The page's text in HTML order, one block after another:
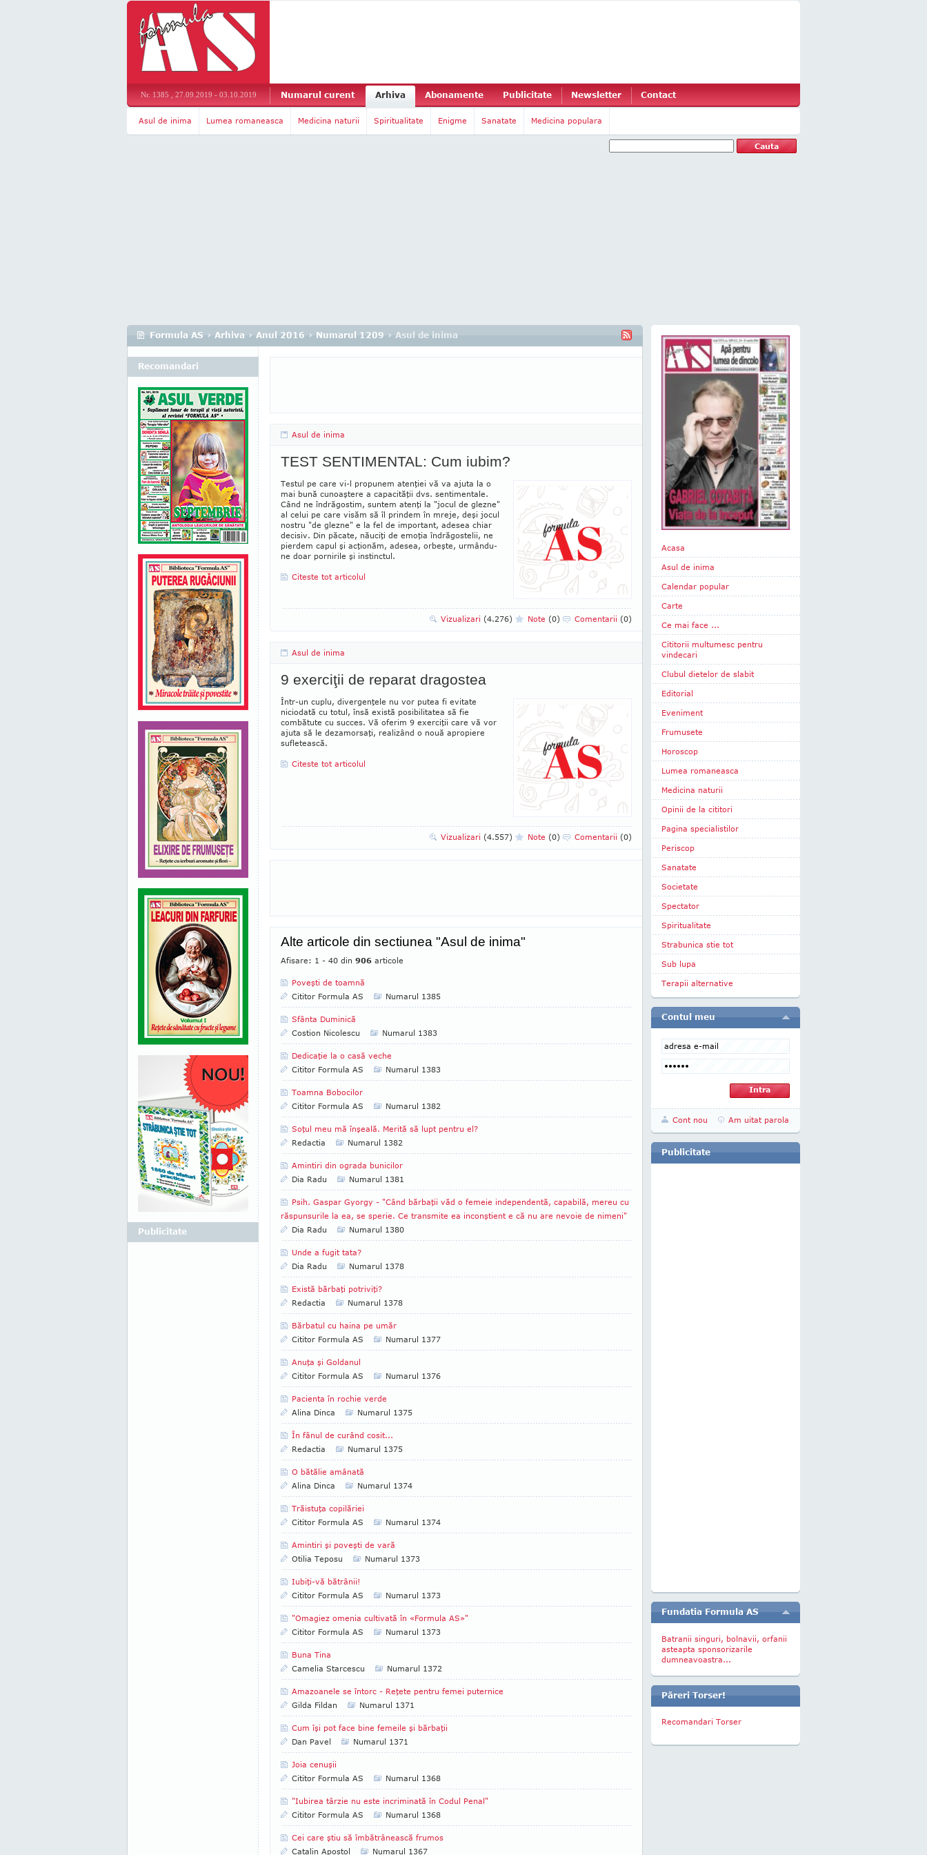
Nr. 1385 , 27.09.2019 - 03.10.2019 Numarul curent Arhiva Abonamente Publicitate Newsletter Contact
Asul de inima Lumea romaneasca Medicina naturii Spiritualitate Enigme Sanatate Medicina populara
Formula AS › Arhiva › Anul 2016 › Numarul 1209 › Asul de inima
Asul de inima
TEST SENTIMENTAL: Cum iubim?
Testul pe care vi-l propunem atenţiei vă va ajuta la o
mai bună cunoaştere a capacităţii dvs. sen­ti­mentale.
Când ne îndrăgostim, suntem atenţi la "jo­cul de glezne"
al celui pe care visăm să îl prin­dem în mreje, deşi jocul
nostru "de glezne" e la fel de impor­tant, ade­sea chiar
decisiv. Din păcate, nău­ciţi de emoţia îndră­gos­telii, ne
pierdem capul şi acţionăm, adesea, or­beş­te, ur­mân­­du-
ne doar pornirile şi instinctul.
Citeste tot articolul
Vizualizari (4.276) Note (0) Comentarii (0)
Asul de inima
9 exerciţii de reparat dragostea
Într-un cuplu, divergenţele nu vor putea fi evitate
niciodată cu totul, însă există posibili­tatea să fie
combătute cu succes. Vă oferim 9 exerciţii care vă vor
ajuta să le dezamorsaţi, realizând o nouă apropiere
sufletească.
Citeste tot articolul
Vizualizari (4.557) Note (0) Comentarii (0)
Alte articole din sectiunea "Asul de inima"
Afisare: 1 - 40 din 906 articole
Poveşti de toamnă
Cititor Formula AS
Numarul 1385
Sfânta Duminică
Costion Nicolescu
Numarul 1383
Dedicaţie la o casă veche
Cititor Formula AS
Numarul 1383
Toamna Bobocilor
Cititor Formula AS
Numarul 1382
Soţul meu mă înşeală. Merită să lupt pentru el?
Redactia
Numarul 1382
Amintiri din ograda bunicilor
Dia Radu
Numarul 1381
Psih. Gaspar Gyorgy - "Când bărbaţii văd o femeie independentă, capabilă, mereu cu
răspunsurile la ea, se sperie. Ce transmite ea inconştient e că nu are nevoie de nimeni"
Dia Radu
Numarul 1380
Unde a fugit tata?
Dia Radu
Numarul 1378
Există bărbaţi potriviţi?
Redactia
Numarul 1378
Bărbatul cu haina pe umăr
Cititor Formula AS
Numarul 1377
Anuţa şi Goldanul
Cititor Formula AS
Numarul 1376
Pacienta în rochie verde
Alina Dinca
Numarul 1375
În fânul de curând cosit...
Redactia
Numarul 1375
O bătălie amânată
Alina Dinca
Numarul 1374
Trăistuţa copilăriei
Cititor Formula AS
Numarul 1374
Amintiri şi poveşti de vară
Otilia Teposu
Numarul 1373
Iubiţi-vă bătrânii!
Cititor Formula AS
Numarul 1373
"Omagiez omenia cultivată în «Formula AS»"
Cititor Formula AS
Numarul 1373
Buna Tina
Camelia Starcescu
Numarul 1372
Amazoanele se întorc - Reţete pentru femei puternice
Gilda Fildan
Numarul 1371
Cum îşi pot face bine femeile şi bărbaţii
Dan Pavel
Numarul 1371
Joia cenuşii
Cititor Formula AS
Numarul 1368
"Iubirea târzie nu este incriminată în Codul Penal"
Cititor Formula AS
Numarul 1368
Cei care ştiu să îmbătrânească frumos
Catalin Apostol
Numarul 1367
Recomandari
Publicitate
Acasa
Asul de inima
Calendar popular
Carte
Ce mai face ...
Cititorii multumesc pentru
vindecari
Clubul dietelor de slabit
Editorial
Eveniment
Frumusete
Horoscop
Lumea romaneasca
Medicina naturii
Opinii de la cititori
Pagina specialistilor
Periscop
Sanatate
Societate
Spectator
Spiritualitate
Strabunica stie tot
Sub lupa
Terapii alternative
Contul meu
Cont nou Am uitat parola
Publicitate
Fundatia Formula AS
Batranii singuri, bolnavii, orfanii
asteapta sponsorizarile
dumneavoastra...
Păreri Torser!
Recomandari Torser